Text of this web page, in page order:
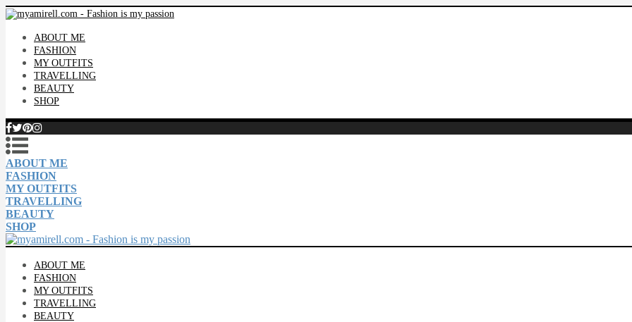
ABOUT ME
FASHION
MY OUTFITS
TRAVELLING
BEAUTY
SHOP
ABOUT ME
FASHION
MY OUTFITS
TRAVELLING
BEAUTY
SHOP
ABOUT ME
FASHION
MY OUTFITS
TRAVELLING
BEAUTY